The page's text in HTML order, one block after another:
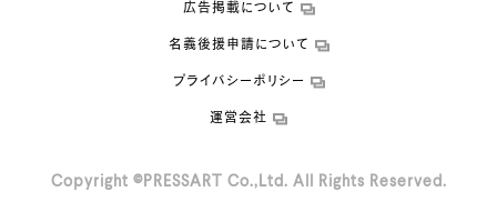
広告掲載について
名義後援申請について
プライバシーポリシー
運営会社
Copyright ©PRESSART Co.,Ltd. All Rights Reserved.